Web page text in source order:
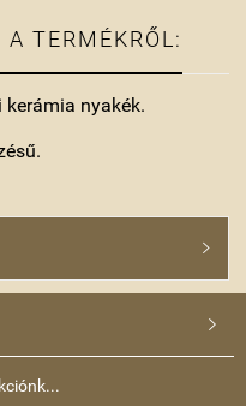
TERMÉKRŐL:
kerámia nyakék.

